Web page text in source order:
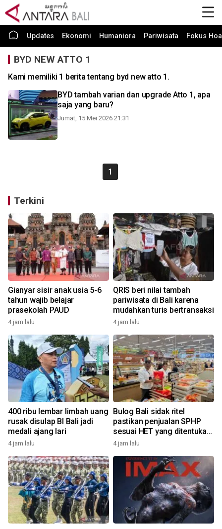
Updates Ekonomi Humaniora Pariwisata Fokus
BYD NEW ATTO 1
Kami memiliki 1 berita tentang byd new atto 1.
BYD tambah varian dan upgrade Atto 1, apa
saja yang baru?
Jumat, 15 Mei 2026 21:31
1
Terkini
Gianyar sisir anak usia 5-6
tahun wajib belajar
prasekolah PAUD
4 jam lalu
QRIS beri nilai tambah
pariwisata di Bali karena
mudahkan turis bertransaksi
4 jam lalu
400 ribu lembar limbah uang
rusak disulap BI Bali jadi
medali ajang lari
4 jam lalu
Bulog Bali sidak ritel
pastikan penjualan SPHP
sesuai HET yang ditentukan
pemerintah
4 jam lalu